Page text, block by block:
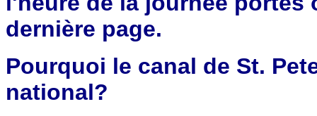
dernière page.
Pourquoi le canal de St.
national?